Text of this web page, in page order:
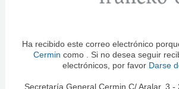
Ha recibido este correo electrónico
Cermin como
. Si no desea seguir
electrónicos, por favor Darse
Secretaría General Cermin C/ Aralar, 3 -